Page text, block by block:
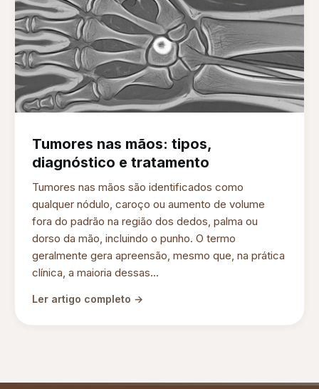
Tumores nas mãos: tipos,
diagnóstico e tratamento
Tumores nas mãos são identificados como
qualquer nódulo, caroço ou aumento de volume
fora do padrão na região dos dedos, palma ou
dorso da mão, incluindo o punho. O termo
geralmente gera apreensão, mesmo que, na prática
clínica, a maioria dessas...
Ler artigo completo →